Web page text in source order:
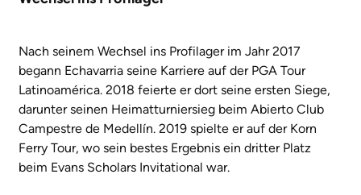
Nach seinem Wechsel ins Profilager im Jahr 2017
begann Echavarria seine Karriere auf der PGA Tour
Latinoamérica. 2018 feierte er dort seine ersten Siege,
darunter seinen Heimatturniersieg beim Abierto Club
Campestre de Medellín. 2019 spielte er auf der Korn
Ferry Tour, wo sein bestes Ergebnis ein dritter Platz
beim Evans Scholars Invitational war.